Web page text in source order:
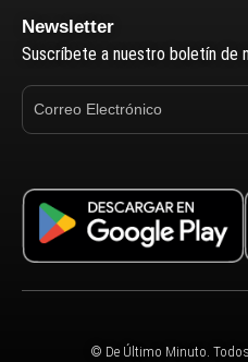
Newsletter
Suscríbete a nuestro boletín de
© De Último Minuto.